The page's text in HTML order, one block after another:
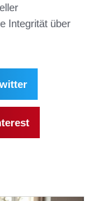
Integrität über